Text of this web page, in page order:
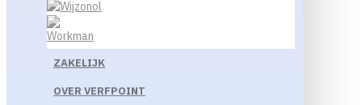
ZAKELIJK
OVER VERFPOINT